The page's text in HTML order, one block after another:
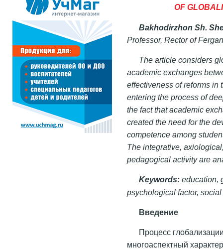
OF
Bakhodirzhon Sh.
Professor, Rector of
The article considers
academic exchanges
effectiveness of reforms in
entering the process of
the fact that academic
created the need for the
competence among
The integrative,
pedagogical activity are
Keywords: education,
psychological factor,
Введение
Процесс
многоаспектный